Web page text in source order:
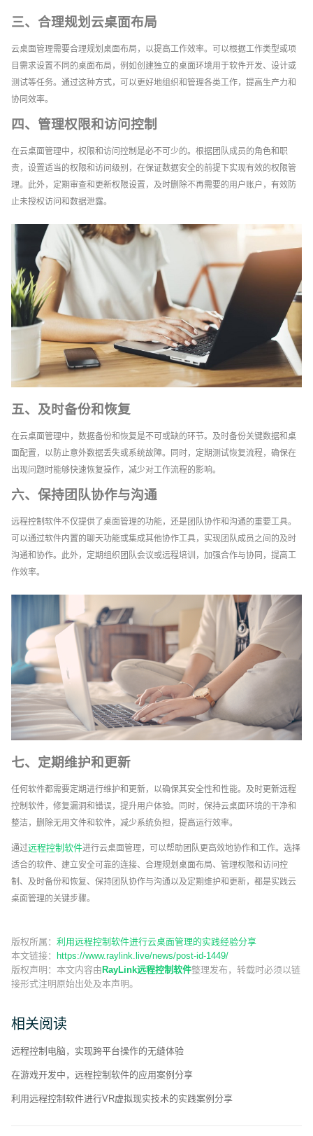
三、合理规划云桌面布局
云桌面管理需要合理规划桌面布局，以提高工作效率。可以根据工作类型或项
目需求设置不同的桌面布局，例如创建独立的桌面环境用于软件开发、设计或
测试等任务。通过这种方式，可以更好地组织和管理各类工作，提高生产力和
协同效率。
四、管理权限和访问控制
在云桌面管理中，权限和访问控制是必不可少的。根据团队成员的角色和职
责，设置适当的权限和访问级别，在保证数据安全的前提下实现有效的权限管
理。此外，定期审查和更新权限设置，及时删除不再需要的用户账户，有效防
止未授权访问和数据泄露。
五、及时备份和恢复
在云桌面管理中，数据备份和恢复是不可或缺的环节。及时备份关键数据和桌
面配置，以防止意外数据丢失或系统故障。同时，定期测试恢复流程，确保在
出现问题时能够快速恢复操作，减少对工作流程的影响。
六、保持团队协作与沟通
远程控制软件不仅提供了桌面管理的功能，还是团队协作和沟通的重要工具。
可以通过软件内置的聊天功能或集成其他协作工具，实现团队成员之间的及时
沟通和协作。此外，定期组织团队会议或远程培训，加强合作与协同，提高工
作效率。
七、定期维护和更新
任何软件都需要定期进行维护和更新，以确保其安全性和性能。及时更新远程
控制软件，修复漏洞和错误，提升用户体验。同时，保持云桌面环境的干净和
整洁，删除无用文件和软件，减少系统负担，提高运行效率。
通过远程控制软件进行云桌面管理，可以帮助团队更高效地协作和工作。选择
适合的软件、建立安全可靠的连接、合理规划桌面布局、管理权限和访问控
制、及时备份和恢复、保持团队协作与沟通以及定期维护和更新，都是实践云
桌面管理的关键步骤。
版权所属： 利用远程控制软件进行云桌面管理的实践经验分享
本文链接：
https://www.raylink.live/news/post-id-1449/
版权声明： 本文内容由 RayLink远程控制软件整理发布，转载时必须以链
接形式注明原始出处及本声明。
相关阅读
远程控制电脑，实现跨平台操作的无缝体验
在游戏开发中，远程控制软件的应用案例分享
利用远程控制软件进行VR虚拟现实技术的实践案例分享